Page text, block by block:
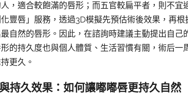
，適合較飽滿的唇形；而五官較扁平者，則不
豐唇」服務，透過3D模擬先預估術後效果，再
自然的唇形。因此，在諮詢時建議主動提出自
的持久度也與個人體質、生活習慣有關，術后
更久。
持久效果：如何讓嘟嘟唇更持久自然